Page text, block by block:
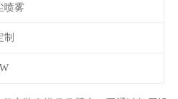
喷雾
制